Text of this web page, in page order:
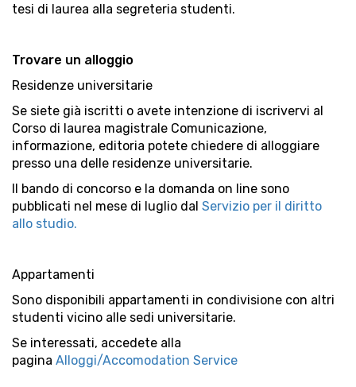
tesi di laurea alla segreteria studenti.
Trovare un alloggio
Residenze universitarie
Se siete già iscritti o avete intenzione di iscrivervi al
Corso di laurea magistrale Comunicazione,
informazione, editoria potete chiedere di alloggiare
presso una delle residenze universitarie.
Il bando di concorso e la domanda on line sono
pubblicati nel mese di luglio dal Servizio per il diritto
allo studio.
Appartamenti
Sono disponibili appartamenti in condivisione con altri
studenti vicino alle sedi universitarie.
Se interessati, accedete alla
pagina Alloggi/Accomodation Service